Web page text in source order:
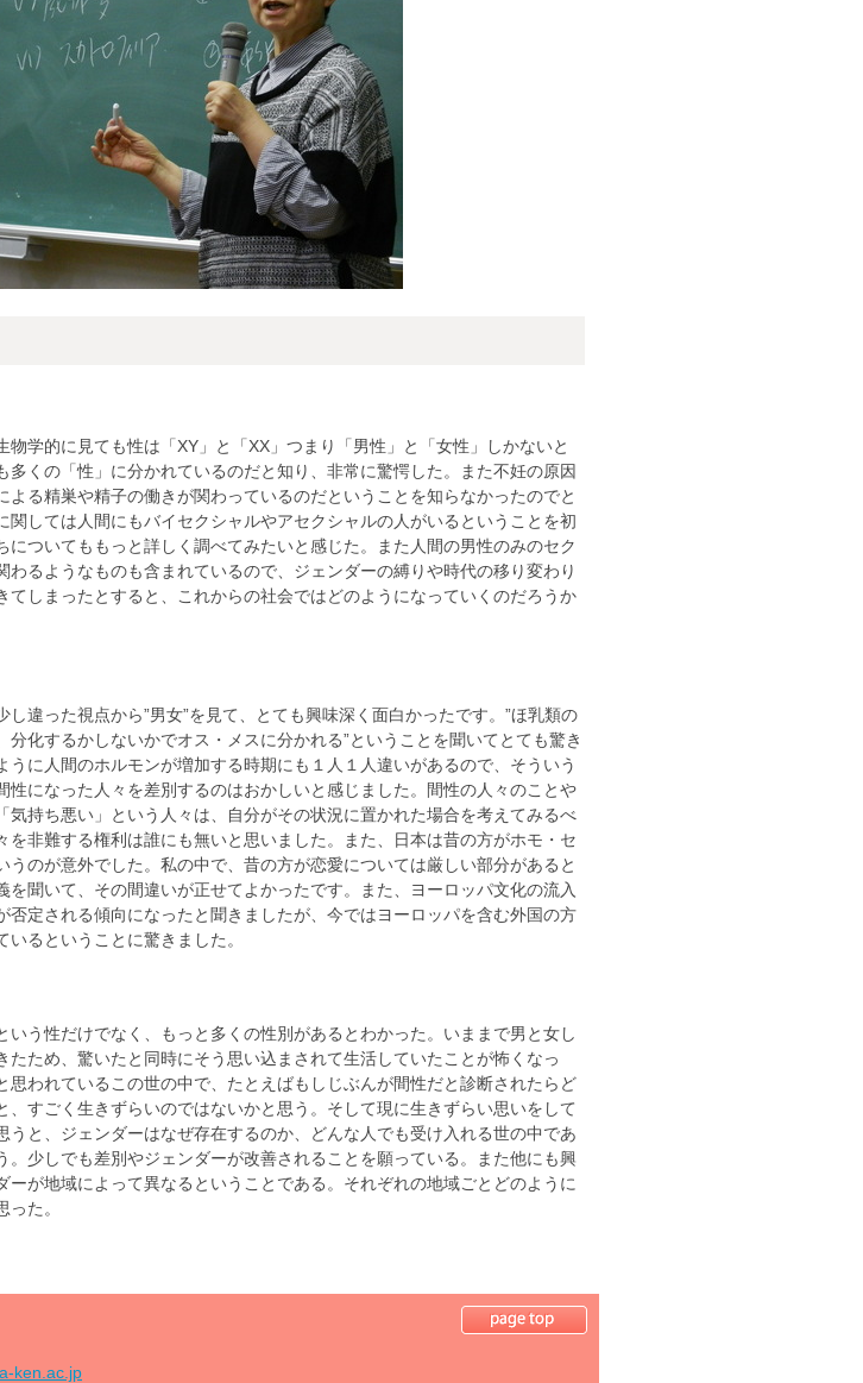
学的に見ても性は「XY」と「XX」つまり「男性」と「女性」しかないと
多くの「性」に分かれているのだと知り、非常に驚愕した。また不妊の原因
よる精巣や精子の働きが関わっているのだということを知らなかったのでと
関しては人間にもバイセクシャルやアセクシャルの人がいるということを初
についてももっと詳しく調べてみたいと感じた。また人間の男性のみのセク
わるようなものも含まれているので、ジェンダーの縛りや時代の移り変わり
てしまったとすると、これからの社会ではどのようになっていくのだろうか
違った視点から”男女”を見て、とても興味深く面白かったです。”ほ乳類の
分化するかしないかでオス・メスに分かれる”ということを聞いてとても驚き
うに人間のホルモンが増加する時期にも１人１人違いがあるので、そういう
性になった人々を差別するのはおかしいと感じました。間性の人々のことや
気持ち悪い」という人々は、自分がその状況に置かれた場合を考えてみるべ
を非難する権利は誰にも無いと思いました。また、日本は昔の方がホモ・セ
うのが意外でした。私の中で、昔の方が恋愛については厳しい部分があると
を聞いて、その間違いが正せてよかったです。また、ヨーロッパ文化の流入
否定される傾向になったと聞きましたが、今ではヨーロッパを含む外国の方
るということに驚きました。
う性だけでなく、もっと多くの性別があるとわかった。いままで男と女し
たため、驚いたと同時にそう思い込まされて生活していたことが怖くなっ
思われているこの世の中で、たとえばもしじぶんが間性だと診断されたらど
、すごく生きずらいのではないかと思う。そして現に生きずらい思いをして
うと、ジェンダーはなぜ存在するのか、どんな人でも受け入れる世の中であ
。少しでも差別やジェンダーが改善されることを願っている。また他にも興
ーが地域によって異なるということである。それぞれの地域ごとどのように
た。
ken.ac.jp